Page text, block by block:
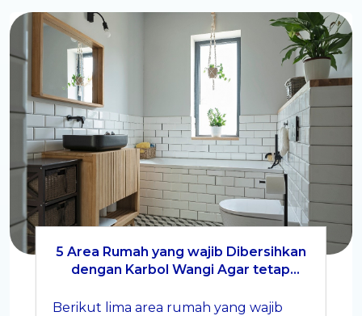
5 Area Rumah yang wajib Dibersihkan
dengan Karbol Wangi Agar tetap
Berikut lima area rumah yang wajib